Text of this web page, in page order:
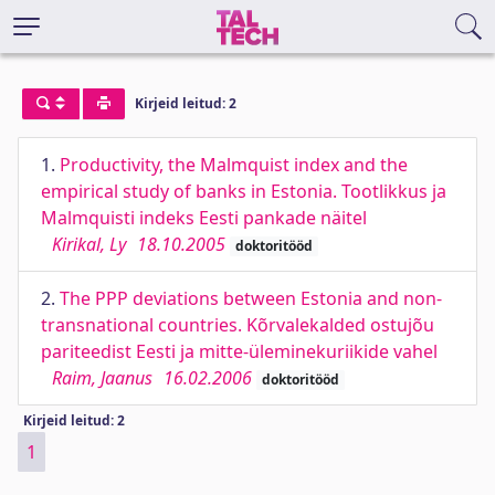
Kirjeid leitud: 2
1. Productivity, the Malmquist index and the
empirical study of banks in Estonia. Tootlikkus ja
Malmquisti indeks Eesti pankade näitel
Kirikal, Ly 18.10.2005 doktoritööd
2. The PPP deviations between Estonia and non-
transnational countries. Kõrvalekalded ostujõu
pariteedist Eesti ja mitte-üleminekuriikide vahel
Raim, Jaanus 16.02.2006 doktoritööd
Kirjeid leitud: 2
1